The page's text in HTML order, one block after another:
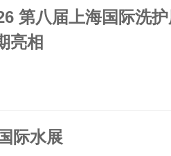
第八届上海国际洗
亮相
际水展